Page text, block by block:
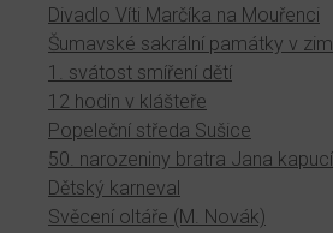
Divadlo Víti Marčíka na Mouřenci
Šumavské sakrální památky v
1. svátost smíření dětí
12 hodin v klášteře
Popeleční středa Sušice
50. narozeniny bratra Jana
Dětský karneval
Svěcení oltáře (M. Novák)